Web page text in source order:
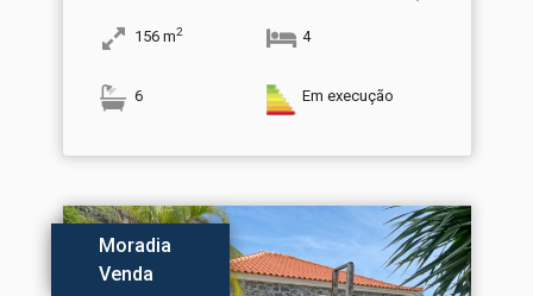
156 m2 4
6 Em execução
Moradia
Venda